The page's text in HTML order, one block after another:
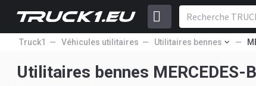
Truck1 Véhicules utilitaires Utilitaires bennes
Utilitaires bennes MERCEDES-